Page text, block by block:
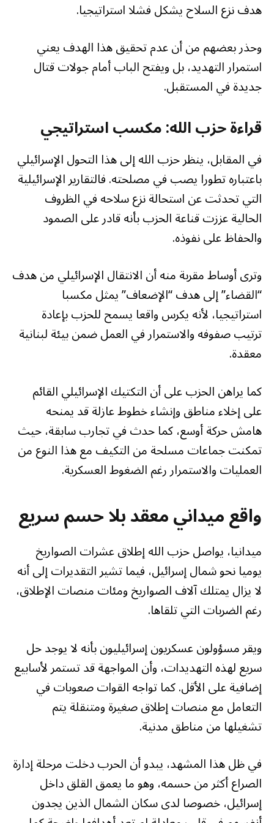
هدف نزع السلاح يشكل فشلا استراتيجيا.
وحذر بعضهم من أن عدم تحقيق هذا الهدف يعني
استمرار التهديد، بل ويفتح الباب أمام جولات قتال
جديدة في المستقبل.
قراءة حزب الله: مكسب استراتيجي
في المقابل، ينظر حزب الله إلى هذا التحول الإسرائيلي
باعتباره تطورا يصب في مصلحته. فالتقارير الإسرائيلية
التي تحدثت عن استحالة نزع سلاحه في الظروف
الحالية عززت قناعة الحزب بأنه قادر على الصمود
والحفاظ على نفوذه.
وترى أوساط مقربة منه أن الانتقال الإسرائيلي من هدف
“القضاء” إلى هدف “الإضعاف” يمثل مكسبا
استراتيجيا، لأنه يكرس واقعا يسمح للحزب بإعادة
ترتيب صفوفه والاستمرار في العمل ضمن بيئة لبنانية
معقدة.
كما يراهن الحزب على أن التكتيك الإسرائيلي القائم
على إخلاء مناطق وإنشاء خطوط عازلة قد يمنحه
هامش حركة أوسع، كما حدث في تجارب سابقة، حيث
تمكنت جماعات مسلحة من التكيف مع هذا النوع من
العمليات والاستمرار رغم الضغوط العسكرية.
واقع ميداني معقد بلا حسم سريع
ميدانيا، يواصل حزب الله إطلاق عشرات الصواريخ
يوميا نحو شمال إسرائيل، فيما تشير التقديرات إلى أنه
لا يزال يمتلك آلاف الصواريخ ومئات منصات الإطلاق،
رغم الضربات التي تلقاها.
ويقر مسؤولون عسكريون إسرائيليون بأنه لا يوجد حل
سريع لهذه التهديدات، وأن المواجهة قد تستمر لأسابيع
إضافية على الأقل. كما تواجه القوات صعوبات في
التعامل مع منصات إطلاق صغيرة ومتنقلة يتم
تشغيلها من مناطق مدنية.
في ظل هذا المشهد، يبدو أن الحرب دخلت مرحلة إدارة
الصراع أكثر من حسمه، وهو ما يعمق القلق داخل
إسرائيل، خصوصا لدى سكان الشمال الذين يجدون